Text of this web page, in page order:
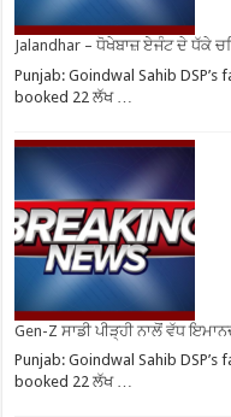
Jalandhar – ਧੋਖੇਬਾਜ਼ ਏਜੰਟ ਦੇ ਧੱਕੇ
Punjab: Goindwal Sahib
booked 22 ਲੱਖ …
Gen-Z ਸਾਡੀ ਪੀੜ੍ਹੀ ਨਾਲੋਂ ਵੱਧ
Punjab: Goindwal Sahib
booked 22 ਲੱਖ …